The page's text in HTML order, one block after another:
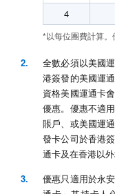
4
*以每位團費計算。
全數必須以美國
港簽發的美國運
資格美國運通卡
優惠。優惠不適
賬戶、或美國運
發卡公司於香港
通卡及在香港以
優惠只適用於永